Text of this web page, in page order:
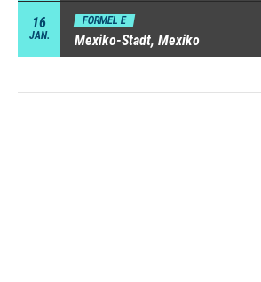
16
JAN.
FORMEL E
Mexiko-Stadt, Mexiko